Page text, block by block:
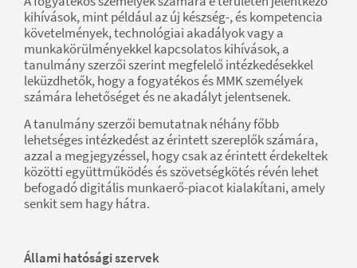
kihívások, mint például az új készség-, és kompetencia
követelmények, technológiai akadályok vagy a
munkakörülményekkel kapcsolatos kihívások, a
tanulmány szerzői szerint megfelelő intézkedésekkel
leküzdhetők, hogy a fogyatékos és MMK személyek
számára lehetőséget és ne akadályt jelentsenek.
A tanulmány szerzői bemutatnak néhány főbb
lehetséges intézkedést az érintett szereplők számára,
azzal a megjegyzéssel, hogy csak az érintett érdekeltek
közötti együttműködés és szövetségkötés révén lehet
befogadó digitális munkaerő-piacot kialakítani, amely
senkit sem hagy hátra.
Állami hatósági szervek